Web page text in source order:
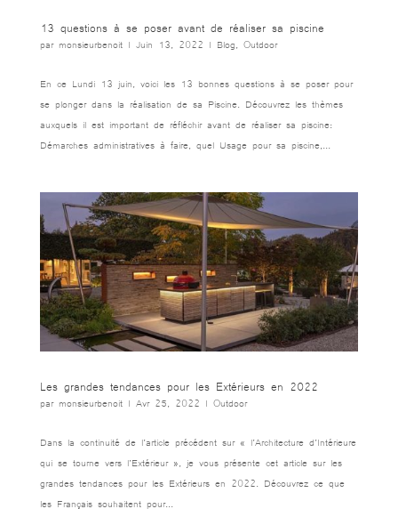
13 questions à se poser avant de réaliser sa piscine
par monsieurbenoit| Juin 13, 2022 | Blog Outdoor
En ce Lundi 13 juin, voici les 13 bonnes questions à se poser pour
se plonger dans la réalisation de sa Piscine. Découvrez les thèmes
auxquels il est important de réfléchir avant de réaliser sa piscine:
Démarches administratives à faire, quel Usage pour sa piscine,...
Les grandes tendances pour les Extérieurs en 2022
par monsieurbenoit| Avr 25, 2022 | Outdoor
Dans la continuité de l’article précédent sur « l’Architecture d’Intérieure
qui se tourne vers l’Extérieur », je vous présente cet article sur les
grandes tendances pour les Extérieurs en 2022. Découvrez ce que
les Français souhaitent pour...